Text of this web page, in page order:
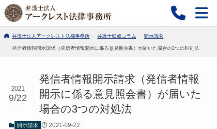
弁護士法人アークレスト法律事務所 弁護士監修コラム 開示請求
発信者情報開示請求（発信者情報開示に係る意見照会書）が届いた場合の3つの対処法
発信者情報開示請求（発信者情報
開示に係る意見照会書）が届いた
場合の3つの対処法
2021
9/22
開示請求 2021-09-22